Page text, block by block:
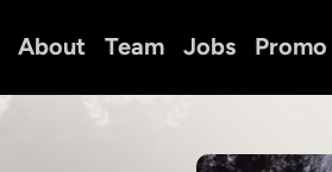
About Team Jobs Promo